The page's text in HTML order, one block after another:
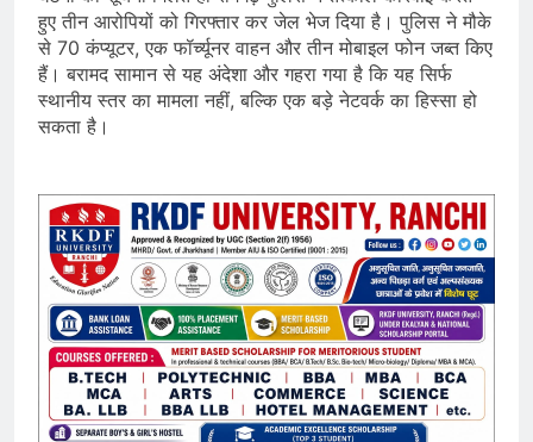
हुए तीन आरोपियों को गिरफ्तार कर जेल भेज दिया है। पुलिस ने मौके
से 70 कंप्यूटर, एक फॉर्च्यूनर वाहन और तीन मोबाइल फोन जब्त किए
हैं। बरामद सामान से यह अंदेशा और गहरा गया है कि यह सिर्फ
स्थानीय स्तर का मामला नहीं, बल्कि एक बड़े नेटवर्क का हिस्सा हो
सकता है।